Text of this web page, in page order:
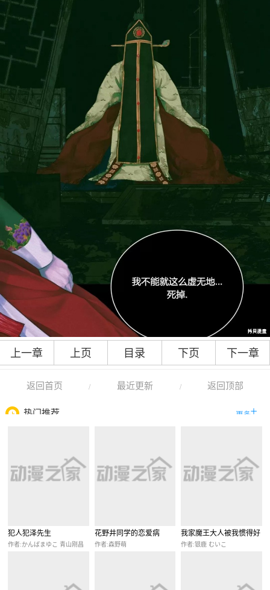
上一章 上页 目录 下页 下一章
返回首页 / 最近更新 / 返回顶部
热门推荐
犯人犯泽先生
作者:かんばまゆこ 青山刚昌
花野井同学的恋爱病
作者:森野萌
我家魔王大人被我惯得好
任性
作者:银鹿 むいこ